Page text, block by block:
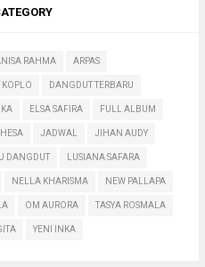
RAHMA ARPAS
KOPLO DANGDUT TERBARU
ELSA SAFIRA FULL ALBUM
JADWAL JIHAN AUDY
DANGDUT LUSIANA SAFARA
NELLA KHARISMA NEW PALLAPA
OM AURORA TASYA ROSMALA
YENI INKA